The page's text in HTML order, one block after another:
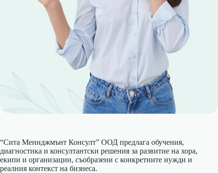
“Сита Мениджмънт Консулт” ООД предлага обучения,
диагностика и консултантски решения за развитие на хора,
екипи и организации, съобразени с конкретните нужди и
реалния контекст на бизнеса.